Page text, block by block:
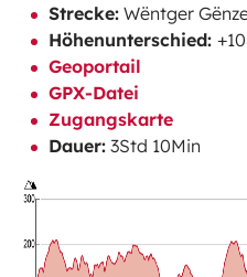
Strecke: Wëntger
Höhenunterschied:
Geoportail
GPX-Datei
Zugangskarte
Dauer: 3Std 10Min